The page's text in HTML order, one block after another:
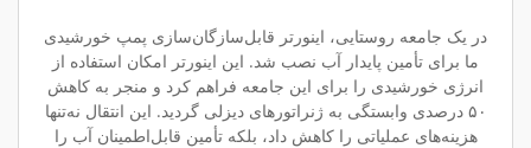
در یک جامعه روستایی، اینورتر قابل‌سازگان‌سازی پمپ خورشیدی
ما برای تأمین پایدار آب نصب شد. این اینورتر امکان استفاده از
انرژی خورشیدی را برای این جامعه فراهم کرد و منجر به کاهش
۵۰ درصدی وابستگی به ژنراتورهای دیزلی گردید. این انتقال نه‌تنها
هزینه‌های عملیاتی را کاهش داد، بلکه تأمین قابل‌اطمینان آب را